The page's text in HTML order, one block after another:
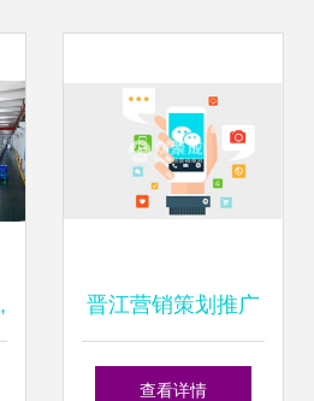
晋江营销策划推广
公司 科技赋能品牌
查看详情